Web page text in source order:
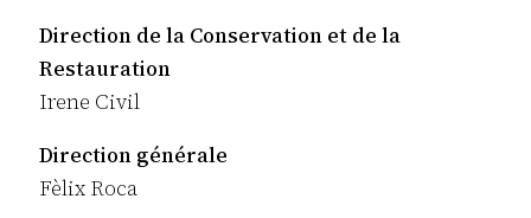
Direction de la Conservation et de la
Restauration
Irene Civil
Direction générale
Fèlix Roca